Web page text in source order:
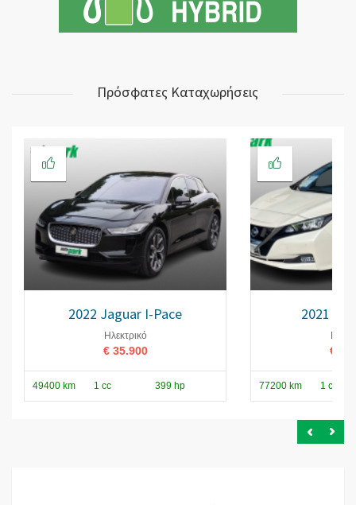
Πρόσφατες Καταχωρήσεις
2022 Jaguar I-Pace
Ηλεκτρικό
€ 35.900
49400 km 1 cc 399 hp
2021
€
77200 km 1 cc